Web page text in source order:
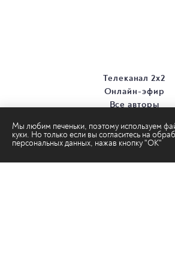
Мы любим печеньки, поэтому используем
куки. Но только если вы согласитесь на
персональных данных, нажав кнопку "ОК"
Телеканал 2х2
Онлайн-эфир
Все авторы